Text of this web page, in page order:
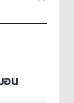
อน